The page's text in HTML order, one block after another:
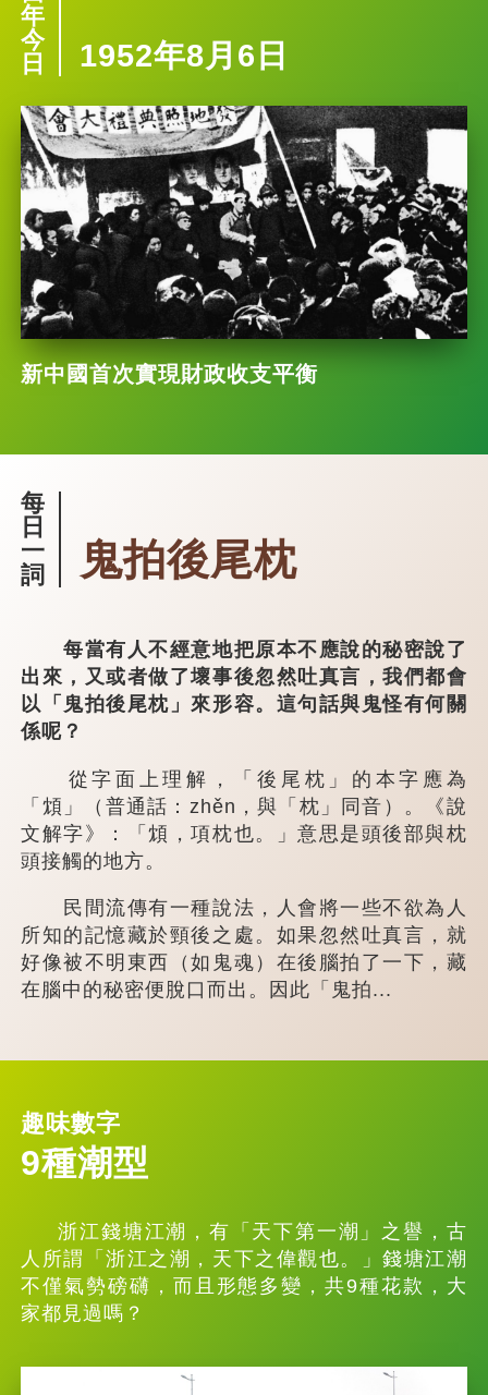
年
今
日
1952年8月6日
新中國首次實現財政收支平衡
每
日
一
詞
鬼拍後尾枕
每當有人不經意地把原本不應說的秘密說了
出來，又或者做了壞事後忽然吐真言，我們都會
以「鬼拍後尾枕」來形容。這句話與鬼怪有何關
係呢？
從字面上理解，「後尾枕」的本字應為
「䪴」（普通話：zhěn，與「枕」同音）。《說
文解字》：「䪴，項枕也。」意思是頭後部與枕
頭接觸的地方。
民間流傳有一種說法，人會將一些不欲為人
所知的記憶藏於頸後之處。如果忽然吐真言，就
好像被不明東西（如鬼魂）在後腦拍了一下，藏
在腦中的秘密便脫口而出。因此「鬼拍...
趣味數字
9種潮型
浙江錢塘江潮，有「天下第一潮」之譽，古
人所謂「浙江之潮，天下之偉觀也。」錢塘江潮
不僅氣勢磅礴，而且形態多變，共9種花款，大
家都見過嗎？